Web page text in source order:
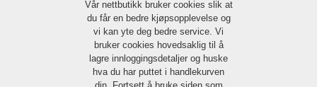
Vår nettbutikk bruker cookies slik at
du får en bedre kjøpsopplevelse og
vi kan yte deg bedre service. Vi
bruker cookies hovedsaklig til å
lagre innloggingsdetaljer og huske
hva du har puttet i handlekurven